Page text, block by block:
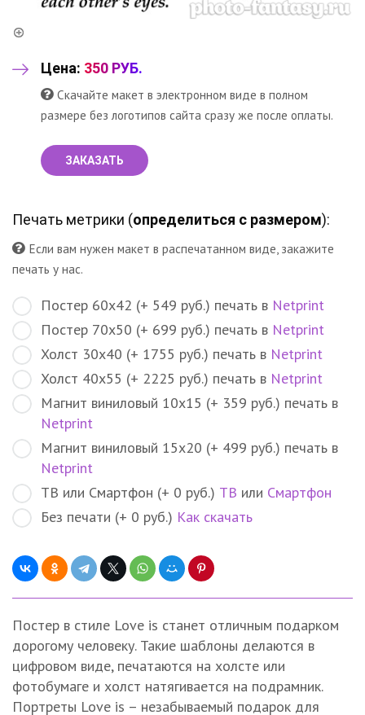
Цена: 350 РУБ.
Скачайте макет в электронном виде в полном
размере без логотипов сайта сразу же после оплаты.
ЗАКАЗАТЬ
Печать метрики (определиться с размером):
Если вам нужен макет в распечатанном виде, закажите
печать у нас.
Постер 60х42 (+ 549 руб.) печать в Netprint
Постер 70х50 (+ 699 руб.) печать в Netprint
Холст 30х40 (+ 1755 руб.) печать в Netprint
Холст 40х55 (+ 2225 руб.) печать в Netprint
Магнит виниловый 10х15 (+ 359 руб.) печать в
Netprint
Магнит виниловый 15х20 (+ 499 руб.) печать в
Netprint
ТВ или Смартфон (+ 0 руб.) ТВ или Смартфон
Без печати (+ 0 руб.) Как скачать
Постер в стиле Love is станет отличным подарком
дорогому человеку. Такие шаблоны делаются в
цифровом виде, печатаются на холсте или
фотобумаге и холст натягивается на подрамник.
Портреты Love is – незабываемый подарок для